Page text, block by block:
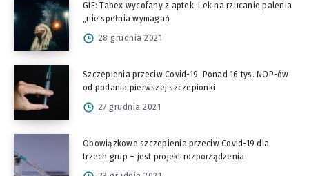
GIF: Tabex wycofany z aptek. Lek na rzucanie palenia
„nie spełnia wymagań
28 grudnia 2021
Szczepienia przeciw Covid-19. Ponad 16 tys. NOP-ów
od podania pierwszej szczepionki
27 grudnia 2021
Obowiązkowe szczepienia przeciw Covid-19 dla
trzech grup – jest projekt rozporządzenia